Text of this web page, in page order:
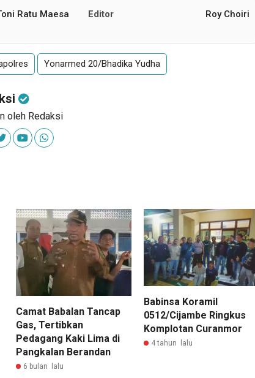
Ratu Maesa Editor Roy Choiri
Yonarmed 20/Bhadika Yudha
oleh Redaksi
Camat Babalan Tancap
Gas, Tertibkan
Pedagang Kaki Lima di
Pangkalan Berandan
6 bulan lalu
Babinsa Koramil
0512/Cijambe Ringkus
Komplotan Curanmor
4 tahun lalu